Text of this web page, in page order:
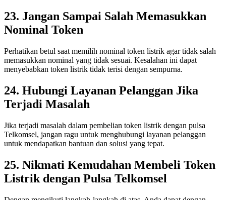
23. Jangan Sampai Salah Memasukkan
Nominal Token
Perhatikan betul saat memilih nominal token listrik agar tidak salah
memasukkan nominal yang tidak sesuai. Kesalahan ini dapat
menyebabkan token listrik tidak terisi dengan sempurna.
24. Hubungi Layanan Pelanggan Jika
Terjadi Masalah
Jika terjadi masalah dalam pembelian token listrik dengan pulsa
Telkomsel, jangan ragu untuk menghubungi layanan pelanggan
untuk mendapatkan bantuan dan solusi yang tepat.
25. Nikmati Kemudahan Membeli Token
Listrik dengan Pulsa Telkomsel